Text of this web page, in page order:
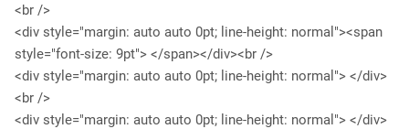
<br />
<div style="margin: auto auto 0pt; line-height: normal"><span
style="font-size: 9pt"> </span></div><br />
<div style="margin: auto auto 0pt; line-height: normal"> </div>
<br />
<div style="margin: auto auto 0pt; line-height: normal"> </div>